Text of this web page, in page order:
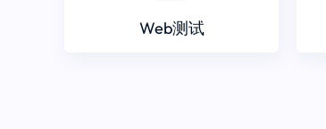
Web测试